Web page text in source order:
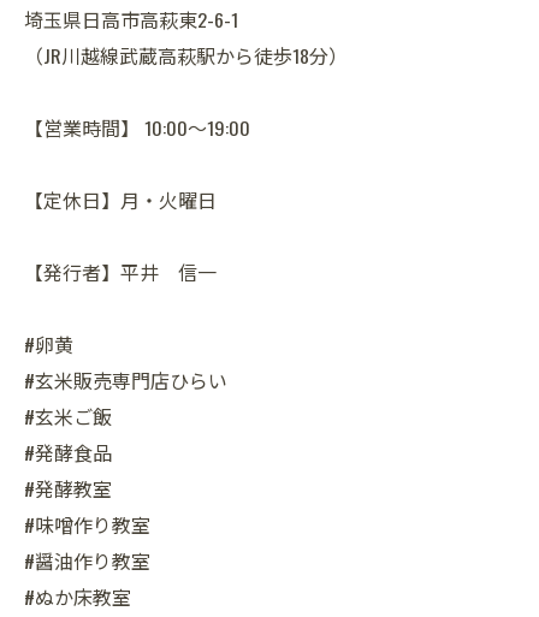
埼玉県日高市高萩東2-6-1
（JR川越線武蔵高萩駅から徒歩18分）
【営業時間】 10:00～19:00
【定休日】月・火曜日
【発行者】平井 信一
#卵黄
#玄米販売専門店ひらい
#玄米ご飯
#発酵食品
#発酵教室
#味噌作り教室
#醤油作り教室
#ぬか床教室